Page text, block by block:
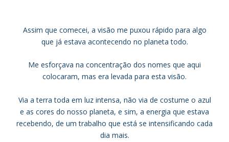
Assim que comecei, a visão me puxou rápido para algo
que já estava acontecendo no planeta todo.
Me esforçava na concentração dos nomes que aqui
colocaram, mas era levada para esta visão.
Via a terra toda em luz intensa, não via de costume o azul
e as cores do nosso planeta, e sim, a energia que estava
recebendo, de um trabalho que está se intensificando cada
dia mais.